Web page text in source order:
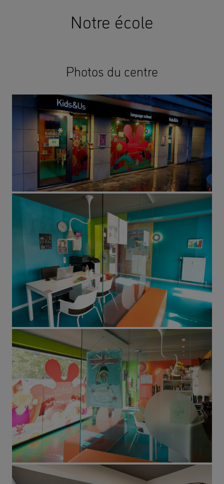
Notre école
Photos du centre